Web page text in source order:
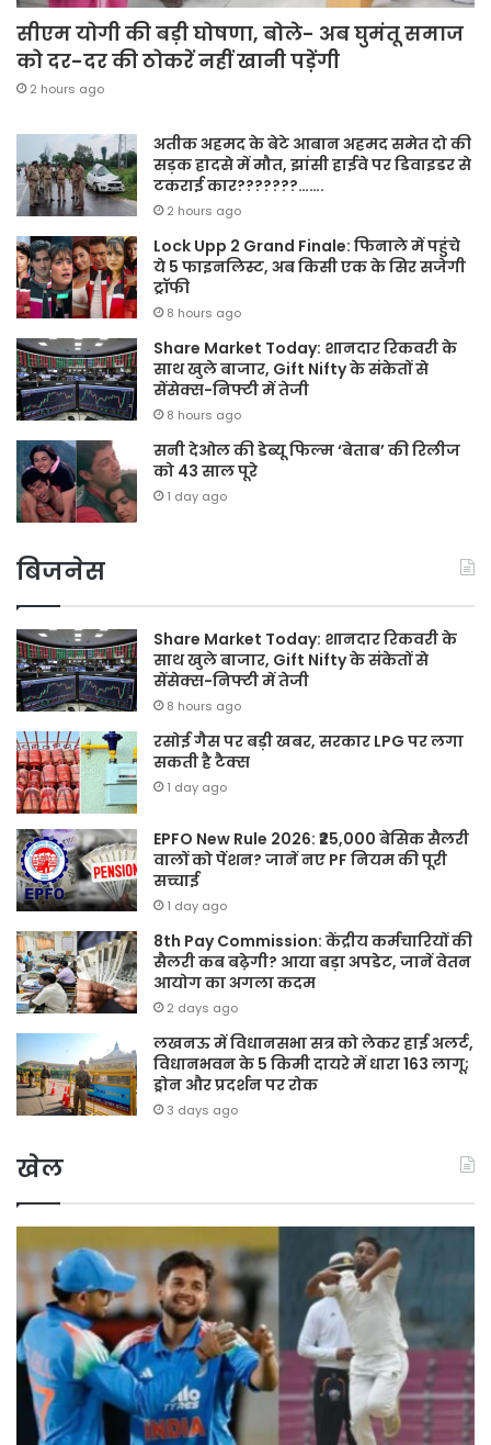
सीएम योगी की बड़ी घोषणा, बोले- अब घुमंतू समाज
को दर-दर की ठोकरें नहीं खानी पड़ेंगी
2 hours ago
अतीक अहमद के बेटे आबान अहमद समेत दो की
सड़क हादसे में मौत, झांसी हाईवे पर डिवाइडर से
टकराई कार???????…….
2 hours ago
Lock Upp 2 Grand Finale: फिनाले में पहुंचे
ये 5 फाइनलिस्ट, अब किसी एक के सिर सजेगी
ट्रॉफी
8 hours ago
Share Market Today: शानदार रिकवरी के
साथ खुले बाजार, Gift Nifty के संकेतों से
सेंसेक्स-निफ्टी में तेजी
8 hours ago
सनी देओल की डेब्यू फिल्म ‘बेताब’ की रिलीज
को 43 साल पूरे
1 day ago
बिजनेस
Share Market Today: शानदार रिकवरी के
साथ खुले बाजार, Gift Nifty के संकेतों से
सेंसेक्स-निफ्टी में तेजी
8 hours ago
रसोई गैस पर बड़ी खबर, सरकार LPG पर लगा
सकती है टैक्स
1 day ago
EPFO New Rule 2026: ₹25,000 बेसिक सैलरी
वालों को पेंशन? जानें नए PF नियम की पूरी
सच्चाई
1 day ago
8th Pay Commission: केंद्रीय कर्मचारियों की
सैलरी कब बढ़ेगी? आया बड़ा अपडेट, जानें वेतन
आयोग का अगला कदम
2 days ago
लखनऊ में विधानसभा सत्र को लेकर हाई अलर्ट,
विधानभवन के 5 किमी दायरे में धारा 163 लागू;
ड्रोन और प्रदर्शन पर रोक
3 days ago
खेल